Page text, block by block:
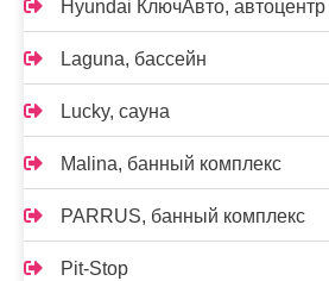
Hyundai КлючАвто, автоцентр
Laguna, бассейн
Lucky, сауна
Malina, банный комплекс
PARRUS, банный комплекс
Pit-Stop